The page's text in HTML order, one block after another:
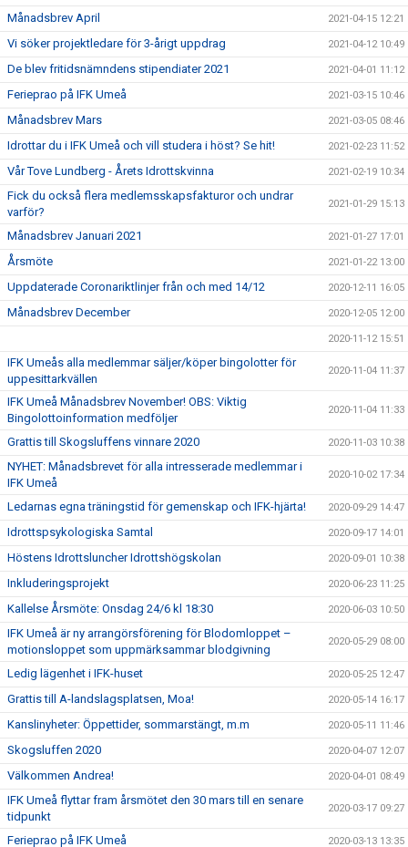
Månadsbrev April 2021-04-15 12:21
Vi söker projektledare för 3-årigt uppdrag 2021-04-12 10:49
De blev fritidsnämndens stipendiater 2021 2021-04-01 11:12
Ferieprao på IFK Umeå 2021-03-15 10:46
Månadsbrev Mars 2021-03-05 08:46
Idrottar du i IFK Umeå och vill studera i höst? Se hit! 2021-02-23 11:52
Vår Tove Lundberg - Årets Idrottskvinna 2021-02-19 10:34
Fick du också flera medlemsskapsfakturor och undrar
varför?
2021-01-29 15:13
Månadsbrev Januari 2021 2021-01-27 17:01
Årsmöte 2021-01-22 13:00
Uppdaterade Coronariktlinjer från och med 14/12 2020-12-11 16:05
Månadsbrev December 2020-12-05 12:00
2020-11-12 15:51
IFK Umeås alla medlemmar säljer/köper bingolotter för
uppesittarkvällen
2020-11-04 11:37
IFK Umeå Månadsbrev November! OBS: Viktig
Bingolottoinformation medföljer
2020-11-04 11:33
Grattis till Skogsluffens vinnare 2020 2020-11-03 10:38
NYHET: Månadsbrevet för alla intresserade medlemmar i
IFK Umeå
2020-10-02 17:34
Ledarnas egna träningstid för gemenskap och IFK-hjärta! 2020-09-29 14:47
Idrottspsykologiska Samtal 2020-09-17 14:01
Höstens Idrottsluncher Idrottshögskolan 2020-09-01 10:38
Inkluderingsprojekt 2020-06-23 11:25
Kallelse Årsmöte: Onsdag 24/6 kl 18:30 2020-06-03 10:50
IFK Umeå är ny arrangörsförening för Blodomloppet –
motionsloppet som uppmärksammar blodgivning
2020-05-29 08:00
Ledig lägenhet i IFK-huset 2020-05-25 12:47
Grattis till A-landslagsplatsen, Moa! 2020-05-14 16:17
Kanslinyheter: Öppettider, sommarstängt, m.m 2020-05-11 11:46
Skogsluffen 2020 2020-04-07 12:07
Välkommen Andrea! 2020-04-01 08:49
IFK Umeå flyttar fram årsmötet den 30 mars till en senare
tidpunkt
2020-03-17 09:27
Ferieprao på IFK Umeå 2020-03-13 13:35